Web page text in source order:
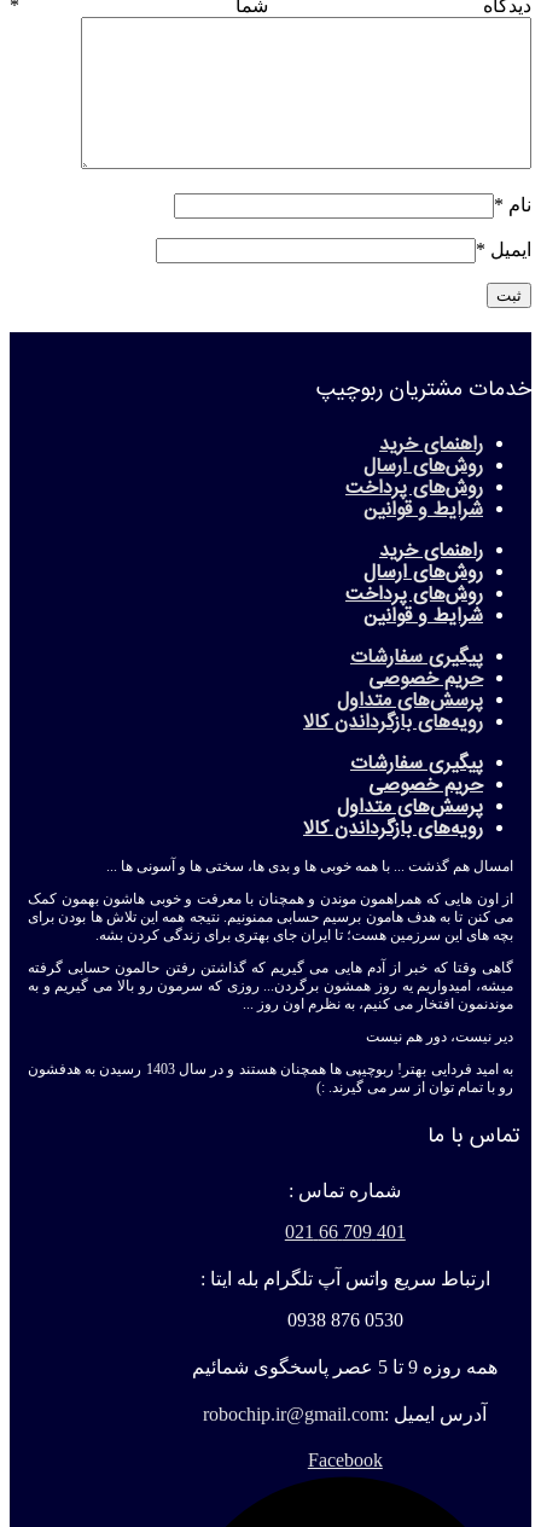
دیدگاه شما *
نام *
ایمیل *
خدمات مشتریان ربوچیپ
راهنمای خرید
روش‌های ارسال
روش‌های پرداخت
شرایط و قوانین
راهنمای خرید
روش‌های ارسال
روش‌های پرداخت
شرایط و قوانین
پیگیری سفارشات
حریم خصوصی
پرسش‌های متداول
رویه‌های بازگرداندن کالا
پیگیری سفارشات
حریم خصوصی
پرسش‌های متداول
رویه‌های بازگرداندن کالا
امسال هم گذشت ... با همه خوبی ها و بدی ها، سختی ها و آسونی ها ...
از اون هایی که همراهمون موندن و همچنان با معرفت و خوبی هاشون بهمون کمک
می کنن تا به هدف هامون برسیم حسابی ممنونیم. نتیجه همه این تلاش ها بودن برای
بچه های این سرزمین هست؛ تا ایران جای بهتری برای زندگی کردن بشه.
گاهی وقتا که خبر از آدم هایی می گیریم که گذاشتن رفتن حالمون حسابی گرفته
میشه، امیدواریم یه روز همشون برگردن... روزی که سرمون رو بالا می گیریم و به
موندنمون افتخار می کنیم، به نظرم اون روز ...
دیر نیست، دور هم نیست
به امید فردایی بهتر! ربوچیپی ها همچنان هستند و در سال 1403 رسیدن به هدفشون
رو با تمام توان از سر می گیرند. :)
تماس با ما
شماره تماس :
401 709 66 021
ارتباط سریع واتس آپ تلگرام بله ایتا :
0530 876 0938
همه روزه 9 تا 5 عصر پاسخگوی شمائیم
آدرس ایمیل :robochip.ir@gmail.com
Facebook